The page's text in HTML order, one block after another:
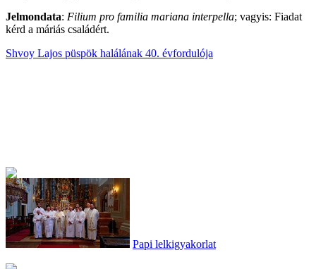
Jelmondata: Filium pro familia mariana interpella; vagyis: Fiadat
kérd a máriás családért.
Shvoy Lajos püspök halálának 40. évfordulója
Papi lelkigyakorlat